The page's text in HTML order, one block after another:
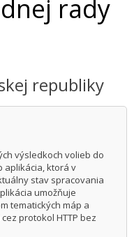
rady
republiky
výsledkoch volieb do
aplikácia, ktorá v
stav spracovania
umožňuje
tematických máp a
protokol HTTP bez